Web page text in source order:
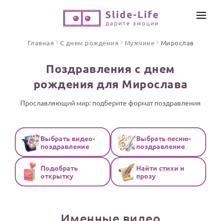
ПО ФОРМАТУ
Видео поздравления
Открытки
Стихи и тексты
ПРАЗДНИКИ
С Днем рождения
ИНСТРУМЕНТЫ
ОТЗЫВЫ
Главная С днем рождения Мужчине Мирослав
Поздравления с днем
рождения для Мирослава
Прославляющий мир: подберите формат поздравления
Выбрать видео-
поздравление
Выбрать песню-
поздравление
Подобрать
открытку
Найти стихи и
прозу